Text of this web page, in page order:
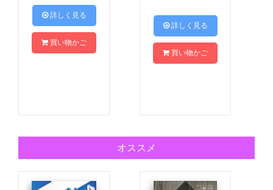
 詳しく見る
買い物かご
 詳しく見る
買い物かご
オススメ